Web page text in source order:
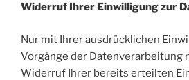
Widerruf Ihrer Einwilligung zur
Nur mit Ihrer ausdrücklichen
Vorgänge der Datenverarbeitung
Widerruf Ihrer bereits erteilten